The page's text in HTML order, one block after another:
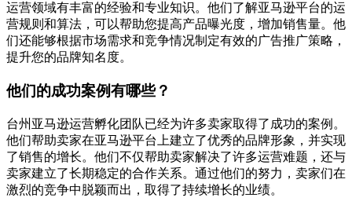
运营领域有丰富的经验和专业知识。他们了解亚马逊平台的运
营规则和算法，可以帮助您提高产品曝光度，增加销售量。他
们还能够根据市场需求和竞争情况制定有效的广告推广策略，
提升您的品牌知名度。
他们的成功案例有哪些？
台州亚马逊运营孵化团队已经为许多卖家取得了成功的案例。
他们帮助卖家在亚马逊平台上建立了优秀的品牌形象，并实现
了销售的增长。他们不仅帮助卖家解决了许多运营难题，还与
卖家建立了长期稳定的合作关系。通过他们的努力，卖家们在
激烈的竞争中脱颖而出，取得了持续增长的业绩。